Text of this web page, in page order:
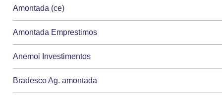
Amontada (ce)
Amontada Emprestimos
Anemoi Investimentos
Bradesco Ag. amontada